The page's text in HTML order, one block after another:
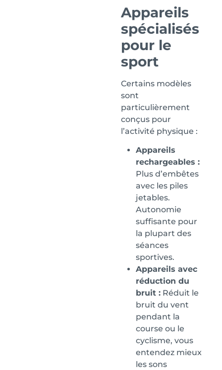
Appareils
spécialisés
pour le
sport
Certains modèles
sont
particulièrement
conçus pour
l’activité physique :
Appareils
rechargeables :
Plus d’embêtes
avec les piles
jetables.
Autonomie
suffisante pour
la plupart des
séances
sportives.
Appareils avec
réduction du
bruit : Réduit le
bruit du vent
pendant la
course ou le
cyclisme, vous
entendez mieux
les sons